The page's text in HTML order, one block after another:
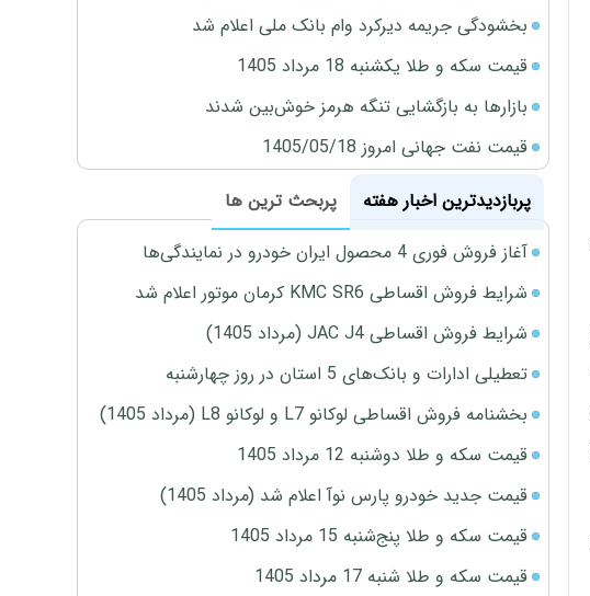
بخشودگی جریمه دیرکرد وام بانک ملی اعلام شد
قیمت سکه و طلا یکشنبه 18 مرداد 1405
بازارها به بازگشایی تنگه هرمز خوش‌بین شدند
قیمت نفت جهانی امروز 1405/05/18
پربازدیدترین اخبار هفته
پربحث ترین ها
آغاز فروش فوری 4 محصول ایران خودرو در نمایندگی‌ها
شرایط فروش اقساطی KMC SR6 کرمان موتور اعلام شد
شرایط فروش اقساطی JAC J4 (مرداد 1405)
تعطیلی ادارات و بانک‌های 5 استان در روز چهارشنبه
بخشنامه فروش اقساطی لوکانو L7 و لوکانو L8 (مرداد 1405)
قیمت سکه و طلا دوشنبه 12 مرداد 1405
قیمت جدید خودرو پارس نوآ اعلام شد (مرداد 1405)
قیمت سکه و طلا پنج‌شنبه 15 مرداد 1405
قیمت سکه و طلا شنبه 17 مرداد 1405